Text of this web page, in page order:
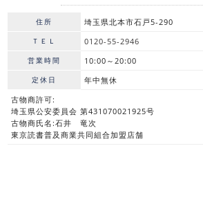
住所 埼玉県北本市石戸5-290
ＴＥＬ 0120-55-2946
営業時間 10:00～20:00
定休日
年中無休
古物商許可:
埼玉県公安委員会 第431070021925号
古物商氏名:石井 竜次
東京読書普及商業共同組合加盟店舗